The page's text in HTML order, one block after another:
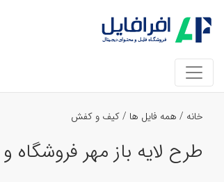
خانه / همه فایل ها /کیف و کفش
طرح لایه باز مهر